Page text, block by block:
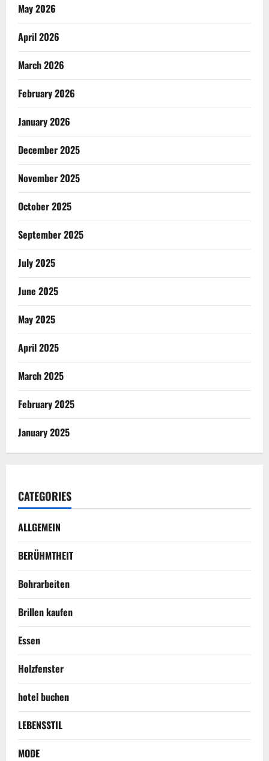
May 2026
April 2026
March 2026
February 2026
January 2026
December 2025
November 2025
October 2025
September 2025
July 2025
June 2025
May 2025
April 2025
March 2025
February 2025
January 2025
CATEGORIES
ALLGEMEIN
BERÜHMTHEIT
Bohrarbeiten
Brillen kaufen
Essen
Holzfenster
hotel buchen
LEBENSSTIL
MODE